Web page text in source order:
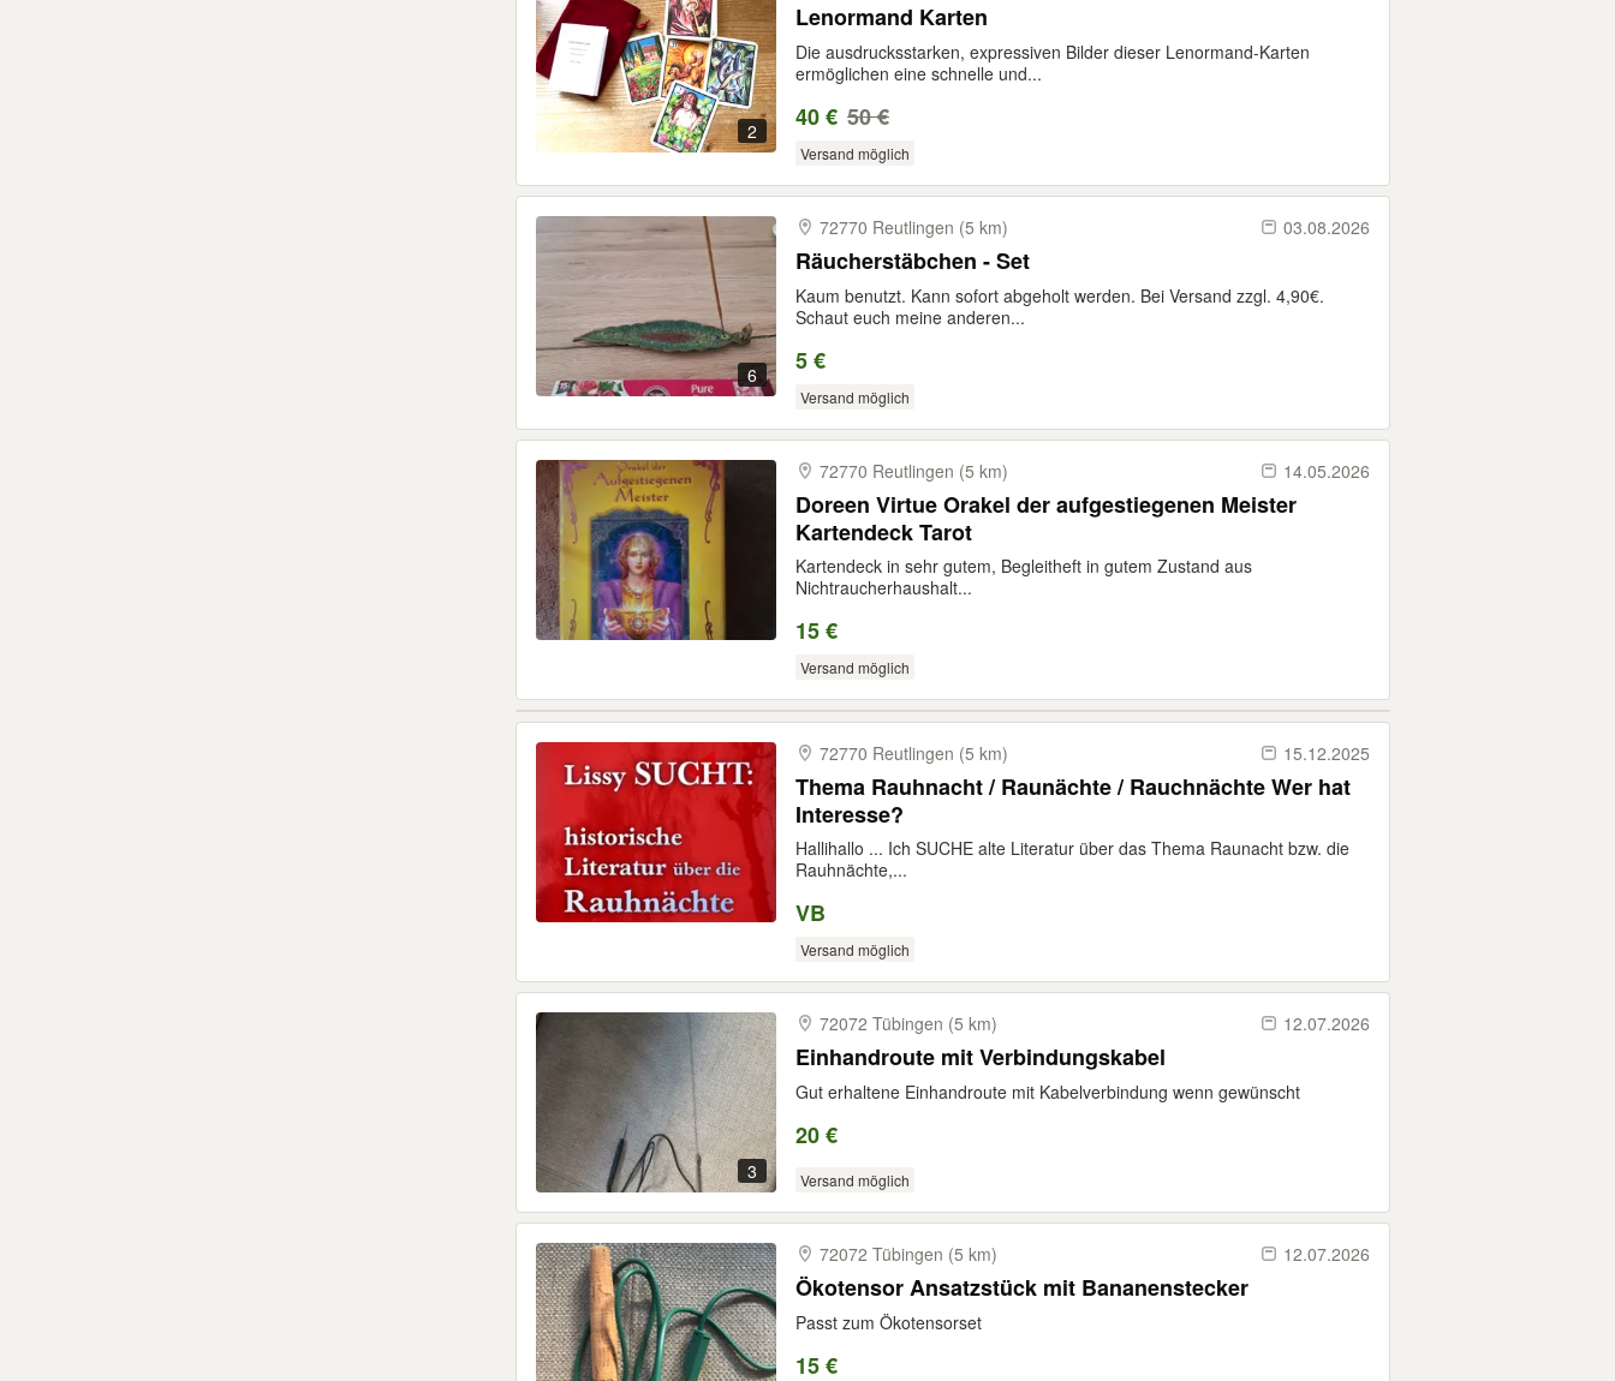
2
Lenormand Karten
Die ausdrucksstarken, expressiven Bilder dieser Lenormand-Karten
ermöglichen eine schnelle und...
40 € 50 €
Versand möglich
6
72770 Reutlingen (5 km) 03.08.2026
Räucherstäbchen - Set
Kaum benutzt. Kann sofort abgeholt werden. Bei Versand zzgl. 4,90€.
Schaut euch meine anderen...
5 €
Versand möglich
72770 Reutlingen (5 km) 14.05.2026
Doreen Virtue Orakel der aufgestiegenen Meister
Kartendeck Tarot
Kartendeck in sehr gutem, Begleitheft in gutem Zustand aus
Nichtraucherhaushalt...
15 €
Versand möglich
72770 Reutlingen (5 km) 15.12.2025
Thema Rauhnacht / Raunächte / Rauchnächte Wer hat
Interesse?
Hallihallo ... Ich SUCHE alte Literatur über das Thema Raunacht bzw. die
Rauhnächte,...
VB
Versand möglich
3
72072 Tübingen (5 km) 12.07.2026
Einhandroute mit Verbindungskabel
Gut erhaltene Einhandroute mit Kabelverbindung wenn gewünscht
20 €
Versand möglich
72072 Tübingen (5 km) 12.07.2026
Ökotensor Ansatzstück mit Bananenstecker
Passt zum Ökotensorset
15 €